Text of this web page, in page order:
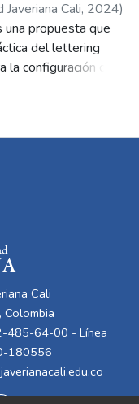
Cali, 2024)
Vélez Gil, María Paz
propuesta que
del lettering
configuración de
de Diseño de
producto principal
a los
como el eje
compuesto
Memoria, que se
Exhibición, que
y Alcance, que
del taller.
Cali
485-64-00 - Línea
180556